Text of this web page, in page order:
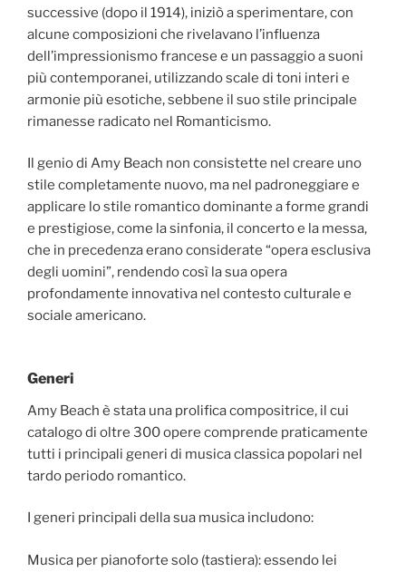
successive (dopo il 1914), iniziò a sperimentare, con
alcune composizioni che rivelavano l’influenza
dell’impressionismo francese e un passaggio a suoni
più contemporanei, utilizzando scale di toni interi e
armonie più esotiche, sebbene il suo stile principale
rimanesse radicato nel Romanticismo.
Il genio di Amy Beach non consistette nel creare uno
stile completamente nuovo, ma nel padroneggiare e
applicare lo stile romantico dominante a forme grandi
e prestigiose, come la sinfonia, il concerto e la messa,
che in precedenza erano considerate “opera esclusiva
degli uomini”, rendendo così la sua opera
profondamente innovativa nel contesto culturale e
sociale americano.
Generi
Amy Beach è stata una prolifica compositrice, il cui
catalogo di oltre 300 opere comprende praticamente
tutti i principali generi di musica classica popolari nel
tardo periodo romantico.
I generi principali della sua musica includono:
Musica per pianoforte solo (tastiera): essendo lei